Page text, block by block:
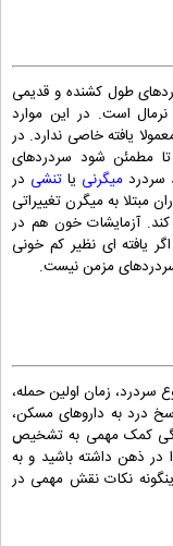
طول کشنده و قدیمی
نرمال است. در این موارد
یافته خاصی ندارد. در
مطمئن شود سردردهای
سردردمیگرنی یاتنشی در
مبتلا به میگرن تغییراتی
آزمایشات خون هم در
یافته ای نظیر کم خونی
سردردهای مزمن نیست.
زمان اولین حمله،
درد به داروهای مسکن،
کمک مهمی به تشخیص
در ذهن داشته باشید و به
نکات نقش مهمی در